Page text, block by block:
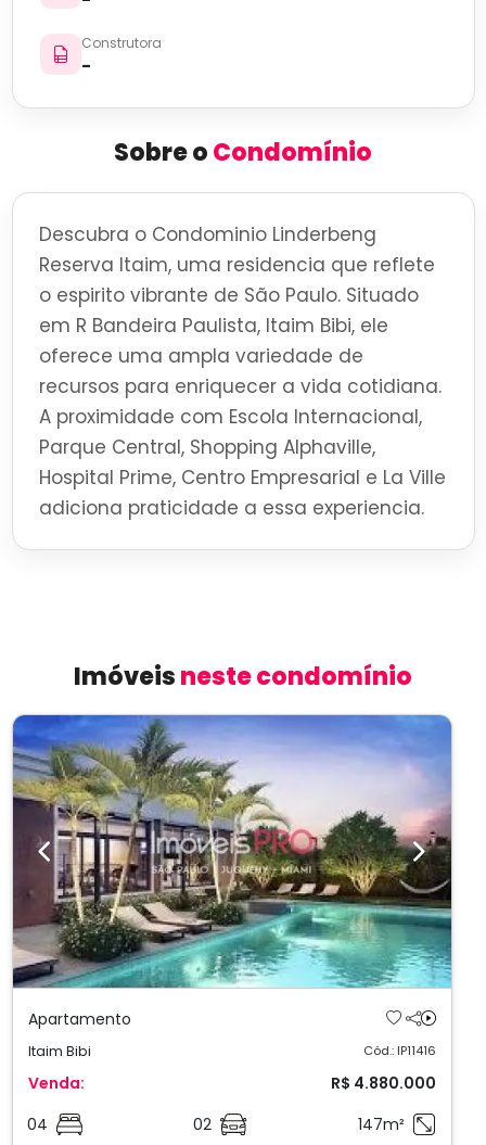
Construtora
-
Sobre oCondomínio
Descubra o Condominio Linderbeng
Reserva Itaim, uma residencia que reflete
o espirito vibrante de São Paulo. Situado
em R Bandeira Paulista, Itaim Bibi, ele
oferece uma ampla variedade de
recursos para enriquecer a vida cotidiana.
A proximidade com Escola Internacional,
Parque Central, Shopping Alphaville,
Hospital Prime, Centro Empresarial e La Ville
adiciona praticidade a essa experiencia.
Imóveisneste condomínio
Previous Next
Apartamento
Itaim Bibi Cód.: IP11416
Venda:
R$ 4.880.000
04
02 147m²